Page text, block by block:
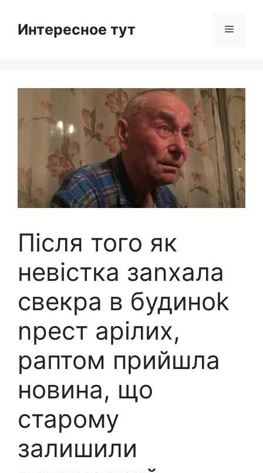
contentИнтересное тут Menu
Після того як
невістка заnхала
свекра в будиноk
nрест арілих,
раптом прийшла
новина, що
старому
залишили